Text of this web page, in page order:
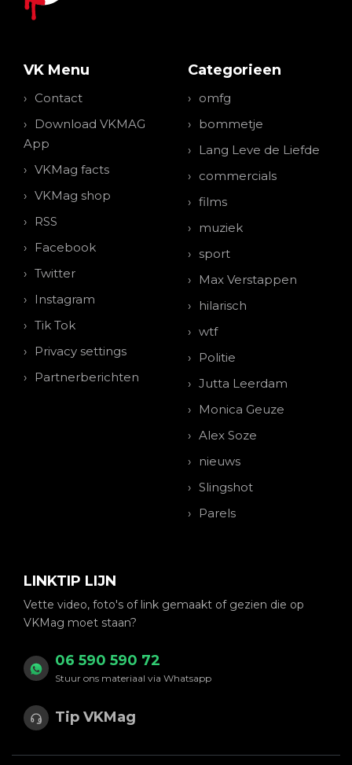
VK Menu
Contact
Download VKMAG
App
VKMag facts
VKMag shop
RSS
Facebook
Twitter
Instagram
Tik Tok
Privacy settings
Partnerberichten
Categorieen
omfg
bommetje
Lang Leve de Liefde
commercials
films
muziek
sport
Max Verstappen
hilarisch
wtf
Politie
Jutta Leerdam
Monica Geuze
Alex Soze
nieuws
Slingshot
Parels
LINKTIP LIJN
Vette video, foto's of link gemaakt of gezien die op
VKMag moet staan?
06 590 590 72
Stuur ons materiaal via Whatsapp
Tip VKMag